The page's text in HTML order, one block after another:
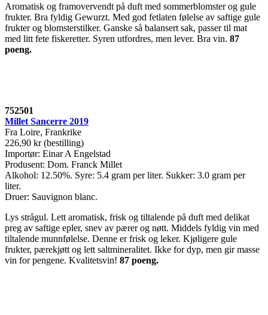
Aromatisk og framovervendt på duft med sommerblomster og gule
frukter. Bra fyldig Gewurzt. Med god fetlaten følelse av saftige gule
frukter og blomsterstilker. Ganske så balansert sak, passer til mat
med litt fete fiskeretter. Syren utfordres, men lever. Bra vin. 87
poeng.
752501
Millet Sancerre 2019
Fra Loire, Frankrike
226,90 kr (bestilling)
Importør: Einar A Engelstad
Produsent: Dom. Franck Millet
Alkohol: 12.50%. Syre: 5.4 gram per liter. Sukker: 3.0 gram per
liter.
Druer: Sauvignon blanc.
Lys strågul. Lett aromatisk, frisk og tiltalende på duft med delikat
preg av saftige epler, snev av pærer og nøtt. Middels fyldig vin med
tiltalende munnfølelse. Denne er frisk og leker. Kjøligere gule
frukter, pærekjøtt og lett saltmineralitet. Ikke for dyp, men gir masse
vin for pengene. Kvalitetsvin! 87 poeng.